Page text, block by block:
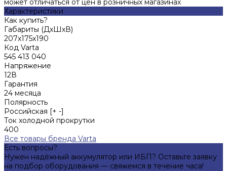
Характеристики
Как купить?
Габариты (ДхШхВ)
207х175х190
Код Varta
545 413 040
Напряжение
12В
Гарантия
24 месяца
Полярность
Российская [+ -]
Ток холодной прокрутки
400
Все товары бренда Varta
Есть вопросы?
Нужен надёжный аккумулятор или ИБП? Оставьте заявку
на подбор оборудования — свяжемся в течение часа!